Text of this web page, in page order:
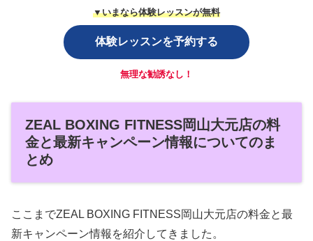
▼いまなら体験レッスンが無料
体験レッスンを予約する
無理な勧誘なし！
ZEAL BOXING FITNESS岡山大元店の料
金と最新キャンペーン情報についてのま
とめ
ここまでZEAL BOXING FITNESS岡山大元店の料金と最
新キャンペーン情報を紹介してきました。